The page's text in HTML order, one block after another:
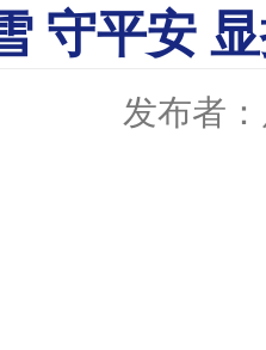
守平安
发布者